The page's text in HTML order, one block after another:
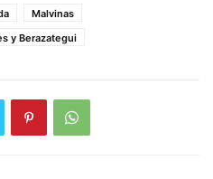
Malvinas
y Berazategui